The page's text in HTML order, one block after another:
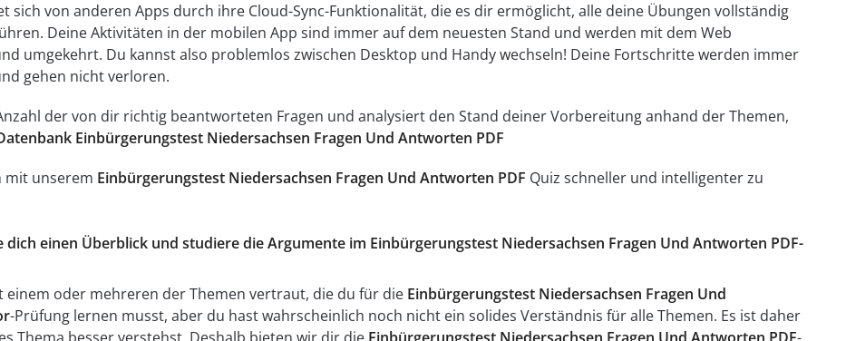
sich von anderen Apps durch ihre Cloud-Sync-Funktionalität, die es dir ermöglicht, alle deine Übungen vollständig
Deine Aktivitäten in der mobilen App sind immer auf dem neuesten Stand und werden mit dem Web
umgekehrt. Du kannst also problemlos zwischen Desktop und Handy wechseln! Deine Fortschritte werden immer
gehen nicht verloren.
der von dir richtig beantworteten Fragen und analysiert den Stand deiner Vorbereitung anhand der Themen,
Einbürgerungstest Niedersachsen Fragen Und Antworten PDF
mit unserem Einbürgerungstest Niedersachsen Fragen Und Antworten PDF Quiz schneller und intelligenter zu
dich einen Überblick und studiere die Argumente im Einbürgerungstest Niedersachsen Fragen Und Antworten PDF-
einem oder mehreren der Themen vertraut, die du für die Einbürgerungstest Niedersachsen Fragen Und
-Prüfung lernen musst, aber du hast wahrscheinlich noch nicht ein solides Verständnis für alle Themen. Es ist daher